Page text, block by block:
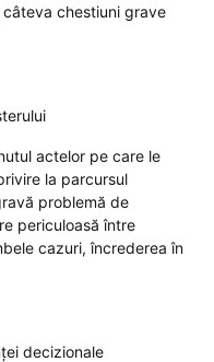
chestiuni grave
actelor pe care le
la parcursul
problemă de
periculoasă între
cazuri, încrederea în
decizionale